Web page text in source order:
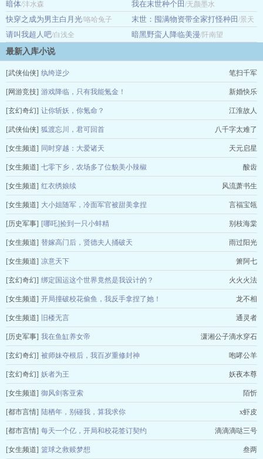
暗体/沣水森 我在末世种个田 /无颜墨水
快穿之成为男主白月光/咯哈兔子 末世：囤满物资带全家打怪种田 /景天
胧月
请叫我超人吧/白浅全 暗黑野蛮人降临美漫/阡南望
最新入库小说
[武侠仙侠] 纨绔逆少 笔扫千军
[网游竞技] 游戏降临，只有我能氪金！ 新婚快乐
[玄幻奇幻] 让你斩妖，你氪命？ 江淮故人
[武侠仙侠] 狐渡忘川，君可回首 八千字太难了
[女生频道] 同时穿越：大爱诸天 天元启星
[女生频道] 七零下乡，农场多了位貌美小辣椒 酸齿
[女生频道] 红衣绣娘续 风流萧书生
[女生频道] 大小姐随军，冷面军官被甜美拿捏 言福宝瓴
[历史军事] [哪吒]捡到一只小蚌精 别枝海棠
[女生频道] 替嫁高门后，贤德夫人捅破天 雨过阳光
[女生频道] 凉意天下 箫阿七
[玄幻奇幻] 绑定国运这个世界竟然是我设计的？ 火火火法
[女生频道] 开局撞破校花偷鱼，我反手拿捏了她！ 龙不相
[女生频道] 旧楼无言 通灵者
[历史军事] 我在鱼缸养女帝 潇湘公子滴水穿石
[玄幻奇幻] 被师妹夺根后，我百岁重修封神 咆哮公羊
[玄幻奇幻] 妖者为王 妖夜本尊
[女生频道] 御风剑客亚索 陌忻
[都市言情] 陆栖年，别碰我，算我求你 x虾皮
[都市言情] 每天一个亿，开局和校花签订契约 滴滴滴哒三号
[女生频道] 篮球之救赎梦想 叁两